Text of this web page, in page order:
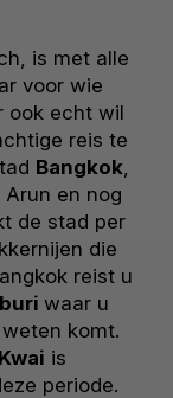
is met alle
voor wie
ook echt wil
reis te
Bangkok,
en nog
de stad per
die
reist u
waar u
komt.
is
periode.